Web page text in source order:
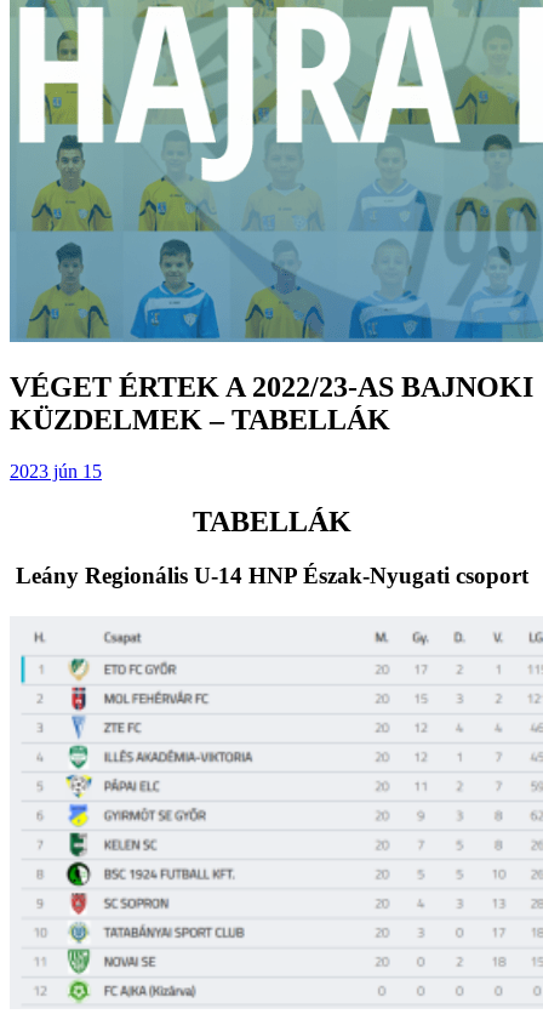
VÉGET ÉRTEK A 2022/23-AS BAJNOKI
KÜZDELMEK – TABELLÁK
2023 jún 15
TABELLÁK
Leány Regionális U-14 HNP Észak-Nyugati csoport